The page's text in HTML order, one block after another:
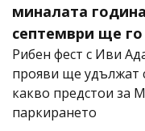
миналата
септември ще
Рибен фест с Иви
прояви ще удължат
какво предстои за
паркирането